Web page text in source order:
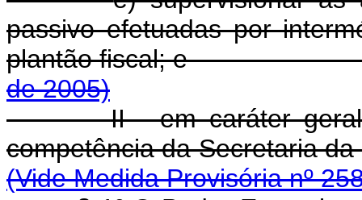
passivo efetuadas por
plantão
de 2005)
II - em caráter
competência da
(Vide Medida Provisória nº